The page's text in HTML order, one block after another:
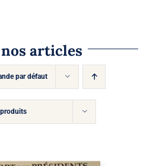
PEUVENT
ÊTRE
CHOISIES
SUR
LA
PAGE
PRODUIT
articles
par défaut